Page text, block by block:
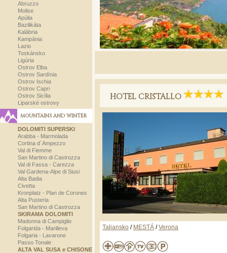
Abruzzo
Molise
Apúlia
Bazilikáta
Kalábria
Kampánia
Lazio
Toskánsko
Ligúria
Ostrov Elba
Ostrov Sardínia
Ostrov Ischia
Ostrov Capri
Ostrov Sicília
Liparské ostrovy
MOUNTAINS AND WINTER
DOLOMITI SUPERSKI
Arabba - Marmolada
Cortina d´Ampezzo
Val di Fiemme
San Martino di Castrozza
Val di Fassa - Carezza
Val Gardena-Alpe di Siusi
Alta Badia
Civetta
Kronplatz - Plan de Corones
Alta Pusteria
San Martino di Castrozza
SKIRAMA DOLOMITI
Madonna di Campiglio
Folgarida - Marilleva
Folgaria - Lavarone
Passo Tonale
ALTA VAL SUSA e CHISONE
HOTEL CRISTALLO
Taliansko / MESTÁ /Verona